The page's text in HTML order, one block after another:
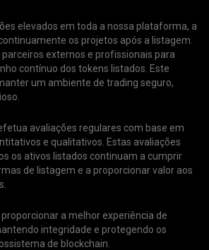
elevados em toda a nossa plataforma, a
os projetos após a listagem.
externos e profissionais para
contínuo dos tokens listados. Este
um ambiente de trading seguro,
avaliações regulares com base em
e qualitativos. Estas avaliações
os ativos listados continuam a cumprir
de listagem e a proporcionar valor aos
a melhor experiência de
integridade e protegendo os
de blockchain.